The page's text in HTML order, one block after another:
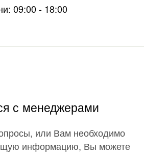
09:00 - 18:00
с менеджерами
или Вам необходимо
информацию, Вы можете